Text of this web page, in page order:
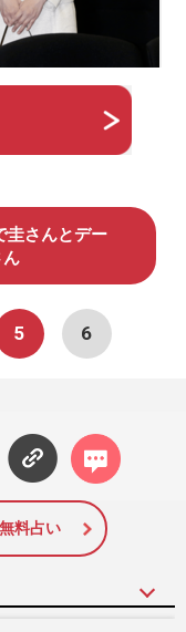
圭さんとデー
ん
5 6
コメン
ト
無料占い